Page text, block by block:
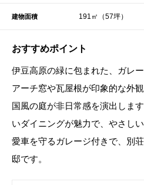
建物面積 191㎡（57坪）
おすすめポイント
伊豆高原の緑に包まれた、ガレ
アーチ窓や瓦屋根が印象的な外
国風の庭が非日常感を演出しま
いダイニングが魅力で、やさし
愛車を守るガレージ付きで、別
邸です。